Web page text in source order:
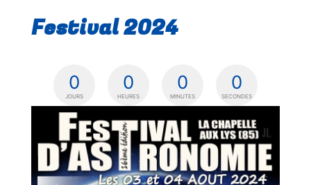
Festival 2024
0
JOURS
0
HEURES
0
MINUTES
0
SECONDES